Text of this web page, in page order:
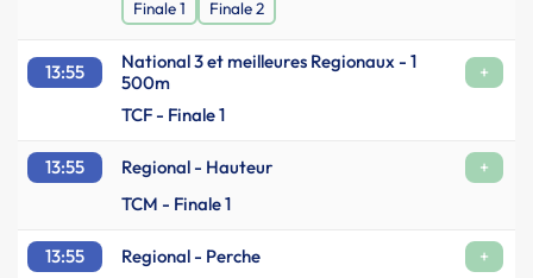
Finale 1 Finale 2
13:55
National 3 et meilleures Regionaux - 1
500m
+
TCF - Finale 1
13:55 Regional - Hauteur
+
TCM - Finale 1
13:55 Regional - Perche
+